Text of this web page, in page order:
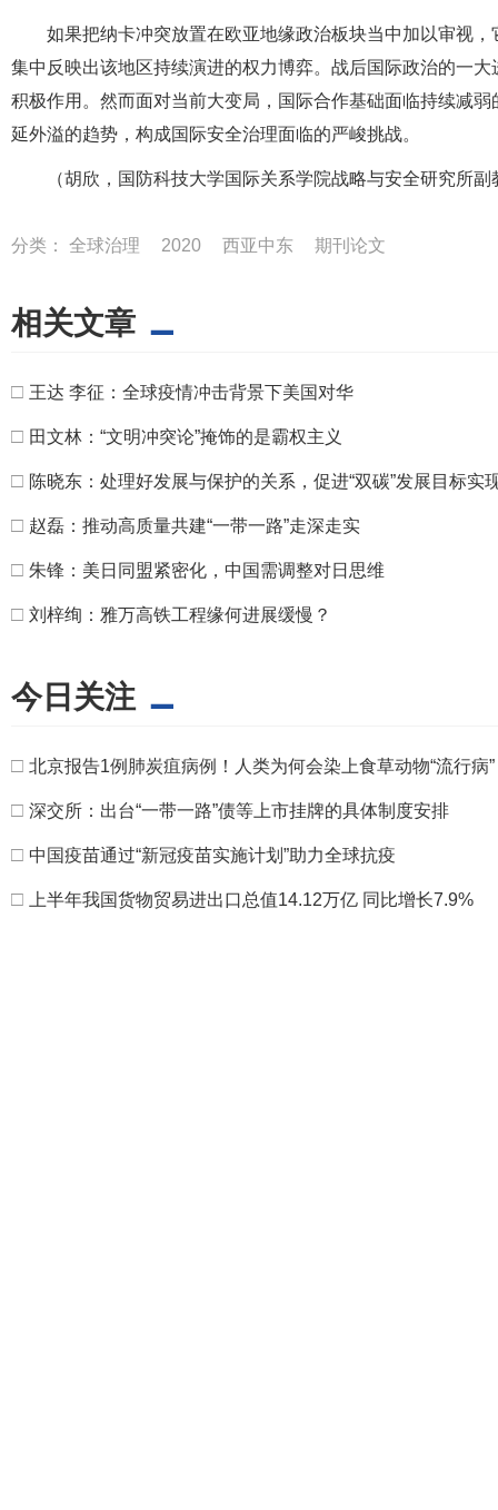
如果把纳卡冲突放置在欧亚地缘政治板块当中加以审视
集中反映出该地区持续演进的权力博弈。战后国际政治的一
积极作用。然而面对当前大变局，国际合作基础面临持续减
延外溢的趋势，构成国际安全治理面临的严峻挑战。
（胡欣，国防科技大学国际关系学院战略与安全研究所副
分类： 全球治理 2020 西亚中东 期刊论文
相关文章
□ 王达 李征：全球疫情冲击背景下美国对华
□ 田文林：“文明冲突论”掩饰的是霸权主义
□ 陈晓东：处理好发展与保护的关系，促进“双碳”发展目标实
□ 赵磊：推动高质量共建“一带一路”走深走实
□ 朱锋：美日同盟紧密化，中国需调整对日思维
□ 刘梓绚：雅万高铁工程缘何进展缓慢？
今日关注
□ 北京报告1例肺炭疽病例！人类为何会染上食草动物“流行病
□ 深交所：出台“一带一路”债等上市挂牌的具体制度安排
□ 中国疫苗通过“新冠疫苗实施计划”助力全球抗疫
□ 上半年我国货物贸易进出口总值14.12万亿 同比增长7.9%